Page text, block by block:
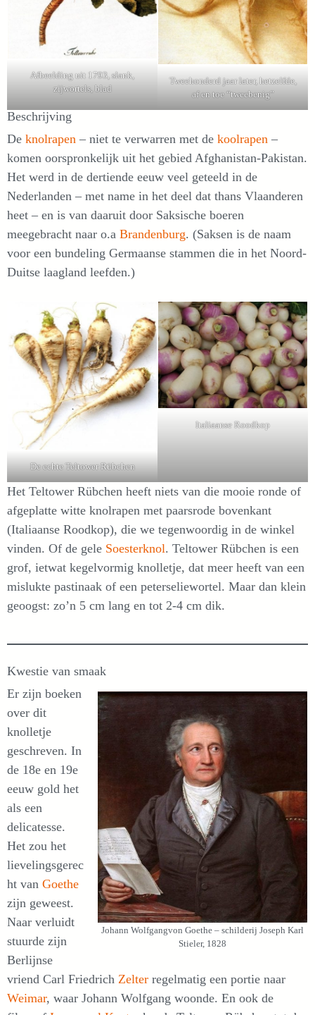
Afbeelding uit 1793, slank,
zijwortels, blad
Tweehonderd jaar later, hetzelfde,
af en toe “tweebenig”
Beschrijving
De knolrapen – niet te verwarren met de koolrapen –
komen oorspronkelijk uit het gebied Afghanistan-Pakistan.
Het werd in de dertiende eeuw veel geteeld in de
Nederlanden – met name in het deel dat thans Vlaanderen
heet – en is van daaruit door Saksische boeren
meegebracht naar o.a Brandenburg. (Saksen is de naam
voor een bundeling Germaanse stammen die in het Noord-
Duitse laagland leefden.)
De echte Teltower Rübchen
Italiaanse Roodkop
Het Teltower Rübchen heeft niets van die mooie ronde of
afgeplatte witte knolrapen met paarsrode bovenkant
(Italiaanse Roodkop), die we tegenwoordig in de winkel
vinden. Of de gele Soesterknol. Teltower Rübchen is een
grof, ietwat kegelvormig knolletje, dat meer heeft van een
mislukte pastinaak of een peterseliewortel. Maar dan klein
geoogst: zo’n 5 cm lang en tot 2-4 cm dik.
Kwestie van smaak
Johann Wolfgangvon Goethe – schilderij Joseph Karl
Stieler, 1828
Er zijn boeken
over dit
knolletje
geschreven. In
de 18e en 19e
eeuw gold het
als een
delicatesse.
Het zou het
lievelingsgerec
ht van Goethe
zijn geweest.
Naar verluidt
stuurde zijn
Berlijnse
vriend Carl Friedrich Zelter regelmatig een portie naar
Weimar, waar Johann Wolfgang woonde. En ook de